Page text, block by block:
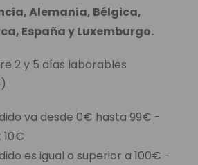
Alemania, Bélgica,
España y Luxemburgo.
2 y 5 días laborables
va desde 0€ hasta 99€ -
10€
es igual o superior a 100€ -